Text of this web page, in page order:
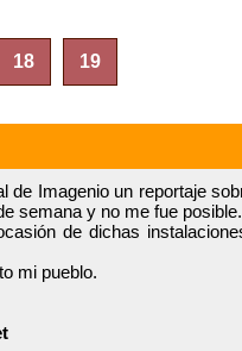
18 19
de Imagenio un reportaje
semana y no me fue posible.
de dichas
mi pueblo.